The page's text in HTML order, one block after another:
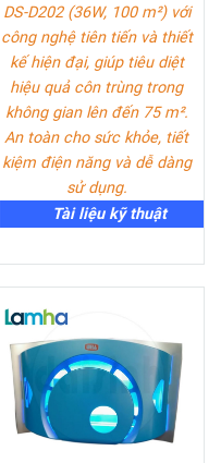
DS-D202 (36W, 100 m²) với
công nghệ tiên tiến và thiết
kế hiện đại, giúp tiêu diệt
hiệu quả côn trùng trong
không gian lên đến 75 m².
An toàn cho sức khỏe, tiết
kiệm điện năng và dễ dàng
sử dụng.
Tài liệu kỹ thuật